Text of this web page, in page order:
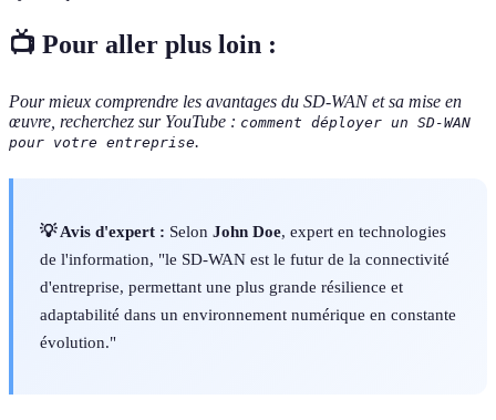
📺 Pour aller plus loin :
Pour mieux comprendre les avantages du SD-WAN et sa mise en
œuvre, recherchez sur YouTube : comment déployer un SD-WAN
pour votre entreprise.
💡 Avis d'expert : Selon John Doe, expert en technologies
de l'information, "le SD-WAN est le futur de la connectivité
d'entreprise, permettant une plus grande résilience et
adaptabilité dans un environnement numérique en constante
évolution."